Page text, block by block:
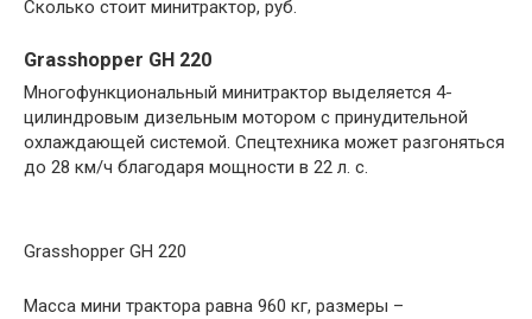
Сколько стоит минитрактор, руб.
Grasshopper GH 220
Многофункциональный минитрактор выделяется 4-
цилиндровым дизельным мотором с принудительной
охлаждающей системой. Спецтехника может разгоняться
до 28 км/ч благодаря мощности в 22 л. с.
Grasshopper GH 220
Масса мини трактора равна 960 кг, размеры –